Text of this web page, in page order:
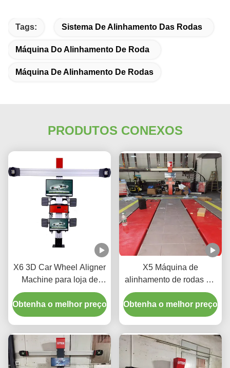
Tags: Sistema De Alinhamento Das Rodas
Máquina Do Alinhamento De Roda
Máquina De Alinhamento De Rodas
PRODUTOS CONEXOS
X6 3D Car Wheel Aligner
Machine para loja de
automóveis
Obtenha o melhor preço
X5 Máquina de
alinhamento de rodas 3D
para ajuste de precisão
de pneus
Obtenha o melhor preço